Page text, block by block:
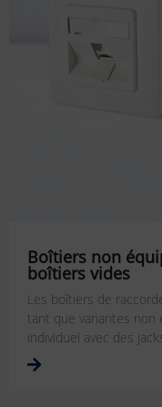
Boîtiers non
boîtiers vides
Les boîtiers de
tant que variantes
individuel avec des